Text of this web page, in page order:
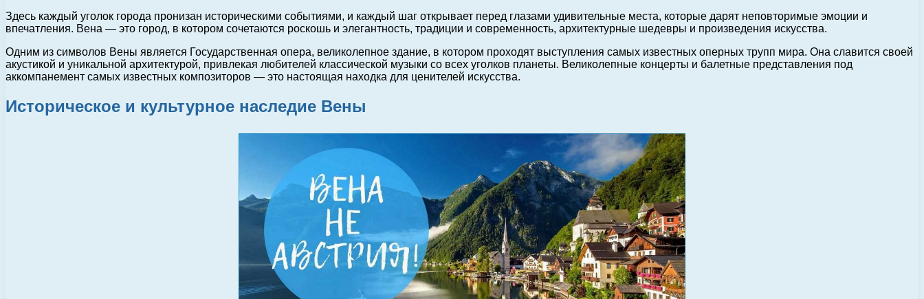
Здесь каждый уголок города пронизан историческими событиями, и каждый шаг открывает перед глазами удивительные места, которые дарят неповторимые эмоции и
впечатления. Вена — это город, в котором сочетаются роскошь и элегантность, традиции и современность, архитектурные шедевры и произведения искусства.
Одним из символов Вены является Государственная опера, великолепное здание, в котором проходят выступления самых известных оперных трупп мира. Она славится своей
акустикой и уникальной архитектурой, привлекая любителей классической музыки со всех уголков планеты. Великолепные концерты и балетные представления под
аккомпанемент самых известных композиторов — это настоящая находка для ценителей искусства.
Историческое и культурное наследие Вены